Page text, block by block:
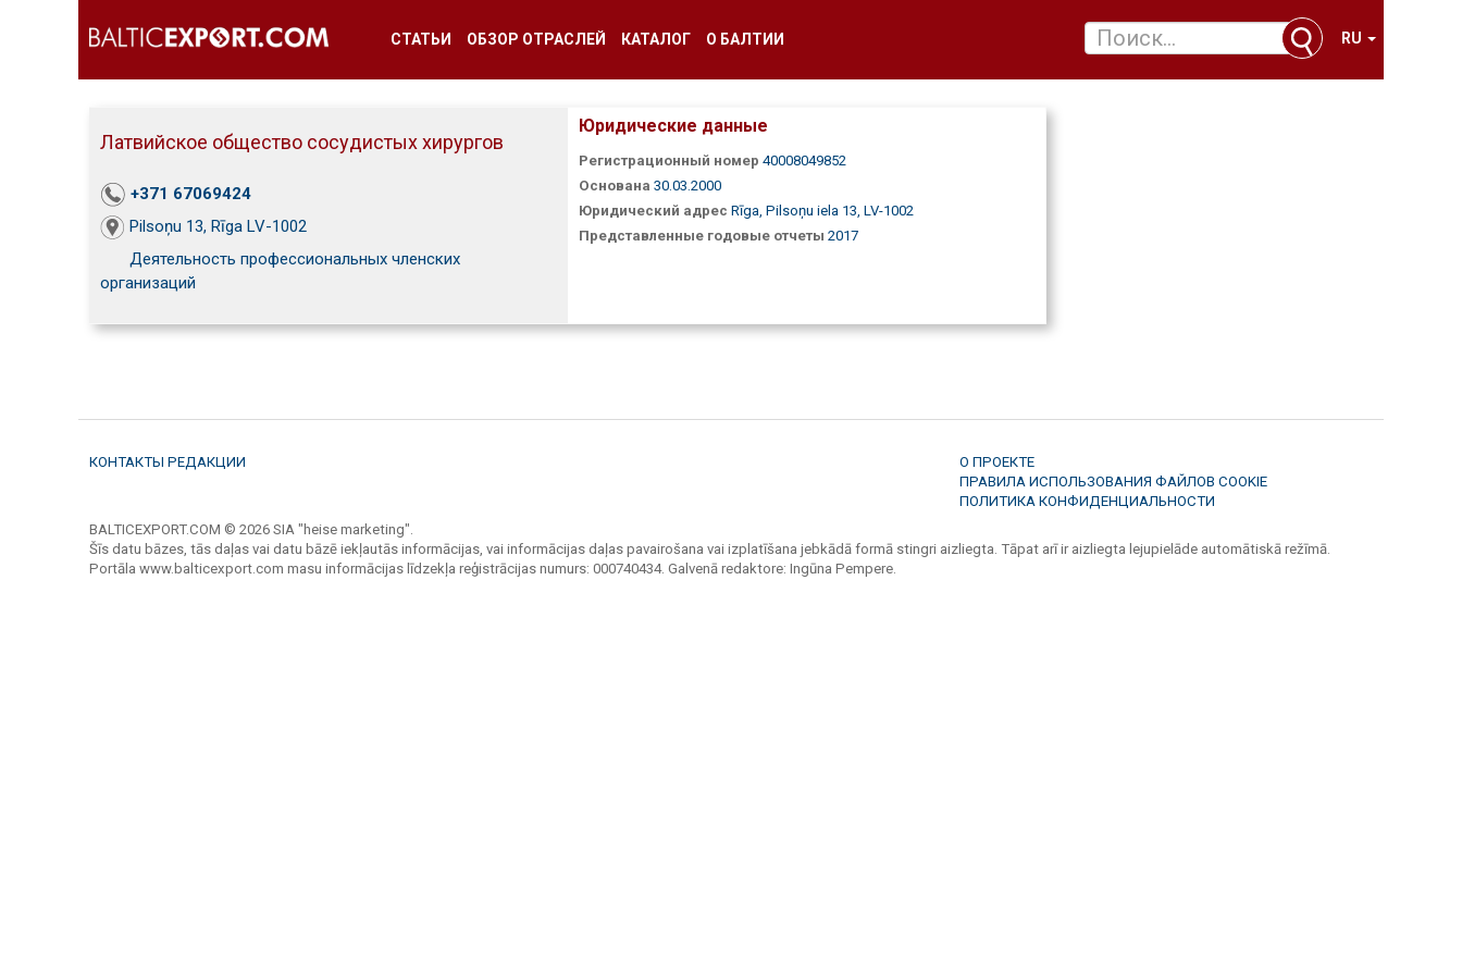
СТАТЬИ ОБЗОР ОТРАСЛЕЙ КАТАЛОГ О БАЛТИИ RU
Латвийское общество сосудистых хирургов
+371 67069424
Pilsoņu 13, Rīga LV-1002
Деятельность профессиональных членских
организаций
Юридические данные
Регистрационный номер 40008049852
Основана 30.03.2000
Юридический адрес Rīga, Pilsoņu iela 13, LV-1002
Представленные годовые отчеты 2017
КОНТАКТЫ РЕДАКЦИИ
О ПРОЕКТЕ
ПРАВИЛА ИСПОЛЬЗОВАНИЯ ФАЙЛОВ COOKIE
ПОЛИТИКА КОНФИДЕНЦИАЛЬНОСТИ
BALTICEXPORT.COM © 2026 SIA "heise marketing".
Šīs datu bāzes, tās daļas vai datu bāzē iekļautās informācijas, vai informācijas daļas pavairošana vai izplatīšana jebkādā formā stingri aizliegta. Tāpat arī ir aizliegta lejupielāde automātiskā režīmā.
Portāla www.balticexport.com masu informācijas līdzekļa reģistrācijas numurs: 000740434. Galvenā redaktore: Ingūna Pempere.